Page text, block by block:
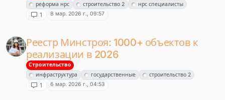
реформа нрс
строительство 2 нрс специалисты
1 8 мар. 2026 г., 09:57
Реестр Минстроя: 1000+ объектов к
реализации в 2026
Строительство
инфраструктура
государственные строительство 2
1 6 мар. 2026 г., 04:53